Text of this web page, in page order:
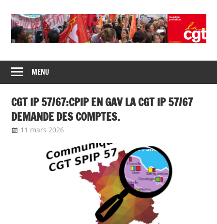
CGT
insertion
probation
de
syndicats
CGT
insertion
probation
MENU
CGT IP 57/67:CPIP EN GAV LA CGT IP 57/67
DEMANDE DES COMPTES.
11 mars 2026